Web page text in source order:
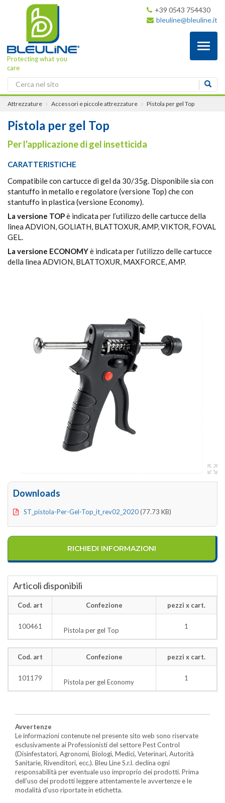
Protecting what you
care
+39 0543 754430
bleuline@bleuline.it
Attrezzature Accessori e piccole attrezzature Pistola per gel Top
Pistola per gel Top
Per l'applicazione di gel insetticida
CARATTERISTICHE
Compatibile con cartucce di gel da 30/35g. Disponibile sia con
stantuffo in metallo e regolatore (versione Top) che con
stantuffo in plastica (versione Economy).
La versione TOPè indicata per l’utilizzo delle cartucce della
linea ADVION, GOLIATH, BLATTOXUR, AMP, VIKTOR, FOVAL
GEL.
La versione ECONOMYè indicata per l’utilizzo delle cartucce
della linea ADVION, BLATTOXUR, MAXFORCE, AMP.
Downloads
ST_pistola-Per-Gel-Top_it_rev02_2020(77.73 KB)
RICHIEDI INFORMAZIONI
Articoli disponibili
Cod. art Confezione pezzi x cart.
100461 Pistola per gel Top 1
Cod. art Confezione pezzi x cart.
101179 Pistola per gel Economy 1
Avvertenze
Le informazioni contenute nel presente sito web sono riservate
esclusivamente ai Professionisti del settore Pest Control
(Disinfestatori, Agronomi, Biologi, Medici, Veterinari, Autorità
Sanitarie, Rivenditori, ecc.). Bleu Line S.r.l. declina ogni
responsabilità per eventuale uso improprio dei prodotti. Prima
dell’uso dei prodotti leggere attentamente le avvertenze e le
modalità d’uso riportate in etichetta.